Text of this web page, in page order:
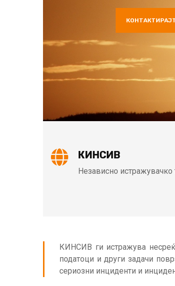
КИНСИВ
Независно истражувачко
КИНСИВ ги истражува
податоци и други задачи
сериозни инциденти и